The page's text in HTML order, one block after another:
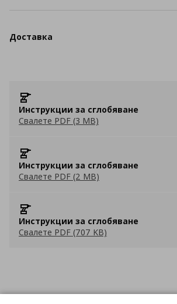
Доставка
Инструкции за сглобяване
Свалете PDF (3 MB)
Инструкции за сглобяване
Свалете PDF (2 MB)
Инструкции за сглобяване
Свалете PDF (707 KB)